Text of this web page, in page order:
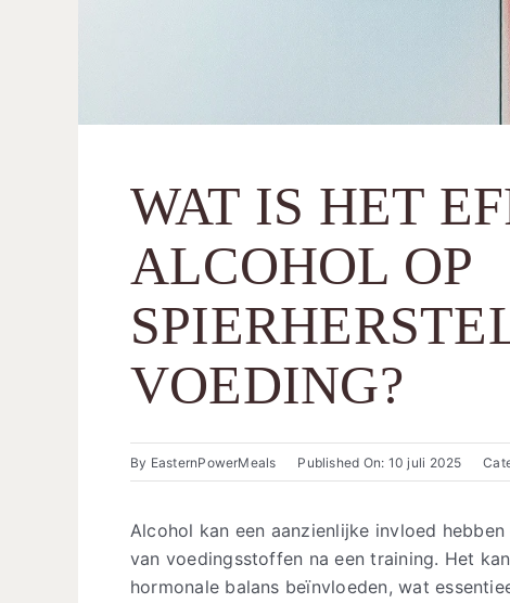
WAT IS HET
ALCOHOL OP
VOEDING?
By EasternPowerMeals Published On: 10 juli 2025
Alcohol kan een aanzienlijke invloed
van voedingsstoffen na een training. Het
hormonale balans beïnvloeden, wat